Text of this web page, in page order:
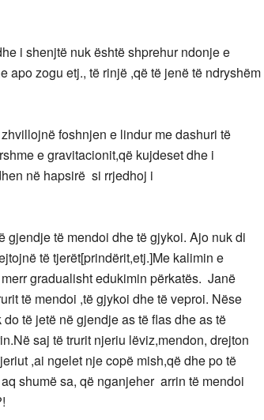
i shenjtë nuk është shprehur ndonje e
apo zogu etj., të rinjë ,që të jenë të ndryshëm
foshnjen e lindur me dashuri të
e gravitacionit,që kujdeset dhe i
në hapsirë si rrjedhoj i
gjendje të mendoi dhe të gjykoi. Ajo nuk di
të tjerët[prindërit,etj.]Me kalimin e
gradualisht edukimin përkatës. Janë
të mendoi ,të gjykoi dhe të veproi. Nëse
të jetë në gjendje as të flas dhe as të
saj të trurit njeriu lëviz,mendon, drejton
,ai ngelet nje copë mish,që dhe po të
shumë sa, që nganjeher arrin të mendoi